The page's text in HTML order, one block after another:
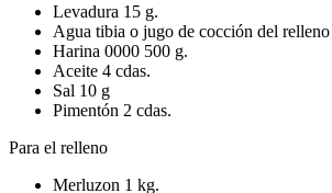
Levadura 15 g.
Agua tibia o jugo de cocción del
Harina 0000 500 g.
Aceite 4 cdas.
Sal 10 g
Pimentón 2 cdas.
Para el relleno
Merluzon 1 kg.